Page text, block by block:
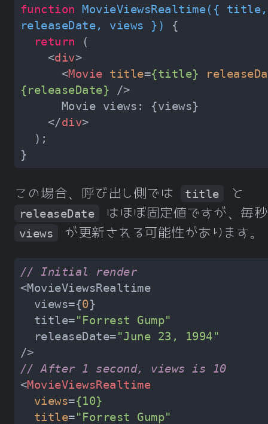
function MovieViewsRealtime( { title,
releaseDate, views } )
return
<div>
<Movie title={title}
{releaseDate} />
</div>
この場合、呼び出し側では title
と
releaseDate
はほぼ固定値ですが、毎秒
views
が更新される可能性があります。
// Initial render
  views={
0
  title=
"Forrest Gump"
  releaseDate=
"June 23, 1994"
// After 1 second, views is 10
<MovieViewsRealtime
views={10}
title="Forrest Gump"